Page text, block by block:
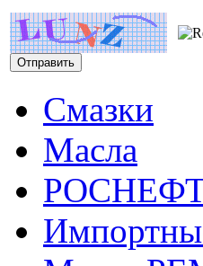
Смазки
Масла